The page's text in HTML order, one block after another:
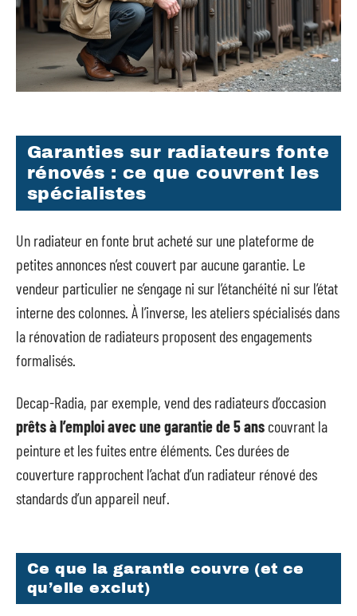
Garanties sur radiateurs fonte
rénovés : ce que couvrent les
spécialistes
Un radiateur en fonte brut acheté sur une plateforme de
petites annonces n’est couvert par aucune garantie. Le
vendeur particulier ne s’engage ni sur l’étanchéité ni sur l’état
interne des colonnes. À l’inverse, les ateliers spécialisés dans
la rénovation de radiateurs proposent des engagements
formalisés.
Decap-Radia, par exemple, vend des radiateurs d’occasion
prêts à l’emploi avec une garantie de 5 ans couvrant la
peinture et les fuites entre éléments. Ces durées de
couverture rapprochent l’achat d’un radiateur rénové des
standards d’un appareil neuf.
Ce que la garantie couvre (et ce
qu’elle exclut)